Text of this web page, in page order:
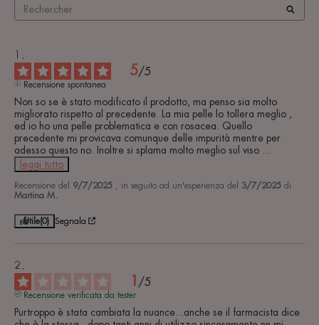
5/5
Recensione spontanea
Non so se è stato modificato il prodotto, ma penso sia molto
migliorato rispetto al precedente. La mia pelle lo tollera meglio ,
ed io ho una pelle problematica e con rosacea. Quello
precedente mi provicava comunque delle impurità mentre per
adesso questo no. Inoltre si splama molto meglio sul viso
leggi tutto
Recensione del 9/7/2025 , in seguito ad un'esperienza del 3/7/2025 di
Martina M.
Utile(0) Segnala
1 /5
Recensione verificata da tester
Purtroppo è stata cambiata la nuance...anche se il farmacista dice